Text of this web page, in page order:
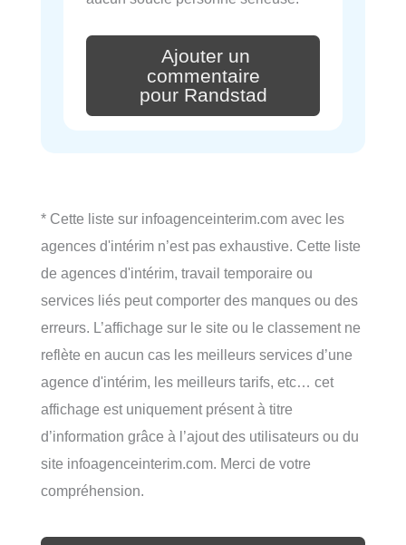
Ajouter un
commentaire
pour Randstad
* Cette liste sur infoagenceinterim.com avec les
agences d'intérim n’est pas exhaustive. Cette liste
de agences d'intérim, travail temporaire ou
services liés peut comporter des manques ou des
erreurs. L’affichage sur le site ou le classement ne
reflète en aucun cas les meilleurs services d’une
agence d'intérim, les meilleurs tarifs, etc… cet
affichage est uniquement présent à titre
d’information grâce à l’ajout des utilisateurs ou du
site infoagenceinterim.com. Merci de votre
compréhension.